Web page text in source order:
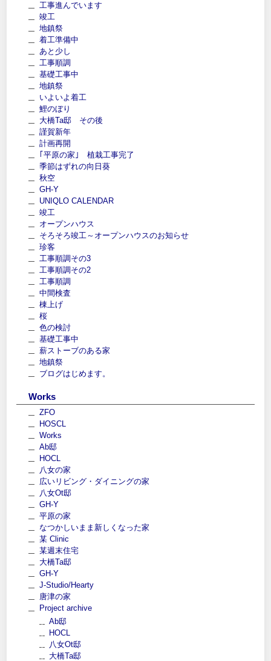
工事進んでいます
竣工
地鎮祭
着工準備中
あと少し
工事順調
基礎工事中
地鎮祭
いよいよ着工
鯉のぼり
大橋Ta邸 その後
謹賀新年
計画再開
｢平原の家｣ 植栽工事完了
季節はずれの向日葵
秋空
GH-Y
UNIQLO CALENDAR
竣工
オープンハウス
そろそろ竣工～オープンハウスのお知らせ
珍客
工事順調その3
工事順調その2
工事順調
中間検査
棟上げ
桜
色の検討
基礎工事中
薪ストーブのある家
地鎮祭
ブログはじめます。
Works
ZFO
HOSCL
Works
Ab邸
HOCL
八女の家
広いリビング・ダイニングの家
八女Ot邸
GH-Y
平原の家
なつかしいまま新しくなった家
某 Clinic
某週末住宅
大橋Ta邸
GH-Y
J-Studio/Hearty
唐津の家
Project archive
Ab邸
HOCL
八女Ot邸
大橋Ta邸